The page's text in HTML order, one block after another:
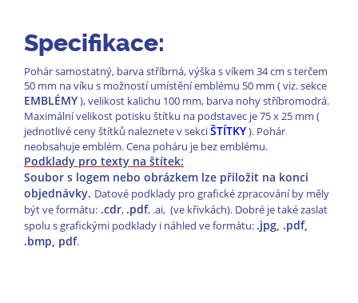
Specifikace:
Pohár samostatný, barva stříbrná, výška s víkem 34 cm s terčem
50 mm na víku s možností umístění emblému 50 mm ( viz. sekce
EMBLÉMY), velikost kalichu 100 mm, barva nohy stříbromodrá.
Maximální velikost potisku štítku na podstavec je 75 x 25 mm (
jednotlivé ceny štítků naleznete v sekciŠTÍTKY). Pohár
neobsahuje emblém. Cena poháru je bez emblému.
Podklady pro texty na štítek:
Soubor s logem nebo obrázkem lze přiložit na konci
objednávky. Datové podklady pro grafické zpracování by měly
být ve formátu: .cdr, .pdf, .ai, (ve křivkách). Dobré je také zaslat
spolu s grafickými podklady i náhled ve formátu: .jpg, .pdf,
.bmp, pdf.